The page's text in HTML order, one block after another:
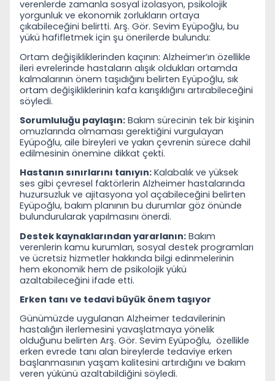
verenlerde zamanla sosyal izolasyon, psikolojik
yorgunluk ve ekonomik zorlukların ortaya
çıkabileceğini belirtti. Arş. Gör. Sevim Eyüpoğlu, bu
yükü hafifletmek için şu önerilerde bulundu:
Ortam değişikliklerinden kaçının: Alzheimer’ın özellikle
ileri evrelerinde hastaların alışık oldukları ortamda
kalmalarının önem taşıdığını belirten Eyüpoğlu, sık
ortam değişikliklerinin kafa karışıklığını artırabileceğini
söyledi.
Sorumluluğu paylaşın: Bakım sürecinin tek bir kişinin
omuzlarında olmaması gerektiğini vurgulayan
Eyüpoğlu, aile bireyleri ve yakın çevrenin sürece dahil
edilmesinin önemine dikkat çekti.
Hastanın sınırlarını tanıyın: Kalabalık ve yüksek
ses gibi çevresel faktörlerin Alzheimer hastalarında
huzursuzluk ve ajitasyona yol açabileceğini belirten
Eyüpoğlu, bakım planının bu durumlar göz önünde
bulundurularak yapılmasını önerdi.
Destek kaynaklarından yararlanın: Bakım
verenlerin kamu kurumları, sosyal destek programları
ve ücretsiz hizmetler hakkında bilgi edinmelerinin
hem ekonomik hem de psikolojik yükü
azaltabileceğini ifade etti.
Erken tanı ve tedavi büyük önem taşıyor
Günümüzde uygulanan Alzheimer tedavilerinin
hastalığın ilerlemesini yavaşlatmaya yönelik
olduğunu belirten Arş. Gör. Sevim Eyüpoğlu, özellikle
erken evrede tanı alan bireylerde tedaviye erken
başlanmasının yaşam kalitesini artırdığını ve bakım
veren yükünü azaltabildiğini söyledi.